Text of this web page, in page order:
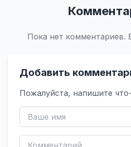
Пока нет комментариев.
Добавить
Пожалуйста, напишите